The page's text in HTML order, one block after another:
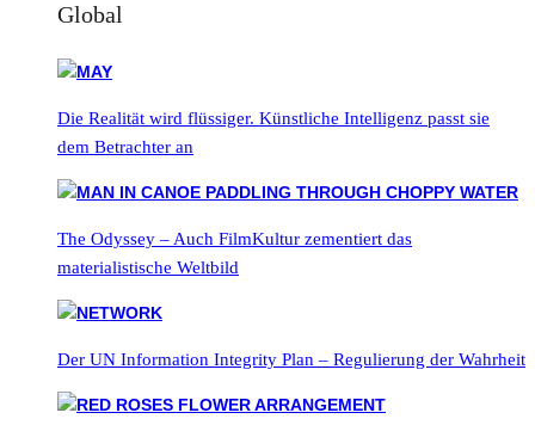
Global
Die Realität wird flüssiger. Künstliche Intelligenz passt sie
dem Betrachter an
The Odyssey – Auch FilmKultur zementiert das
materialistische Weltbild
Der UN Information Integrity Plan – Regulierung der Wahrheit